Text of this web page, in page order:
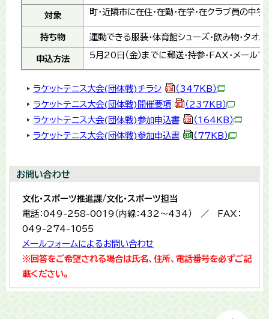
対象 町・近隣市に在住・在勤・在学・在クラブ員の中
持ち物 運動できる服装・体育館シューズ・飲み物・タオ
申込方法 5月20日（金）までに郵送・持参・FAX・メール
ラケットテニス大会(団体戦)チラシ
（347KB）
ラケットテニス大会(団体戦)開催要項
（237KB）
ラケットテニス大会(団体戦)参加申込書
（164KB）
ラケットテニス大会(団体戦)参加申込書
（77KB）
お問い合わせ
文化・スポーツ推進課/文化・スポーツ担当
電話：049-258-0019（内線：432〜434） ／ FAX：
049-274-1055
メールフォームによるお問い合わせ
※回答をご希望される場合は氏名、住所、電話番号を必ずご記
載ください。